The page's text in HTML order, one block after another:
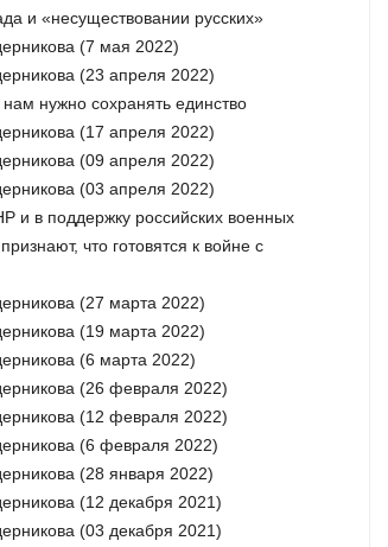
и «несуществовании русских»
(7 мая 2022)
(23 апреля 2022)
нужно сохранять единство
(17 апреля 2022)
(09 апреля 2022)
(03 апреля 2022)
и в поддержку российских военных
что готовятся к войне с
(27 марта 2022)
(19 марта 2022)
(6 марта 2022)
(26 февраля 2022)
(12 февраля 2022)
(6 февраля 2022)
(28 января 2022)
(12 декабря 2021)
(03 декабря 2021)